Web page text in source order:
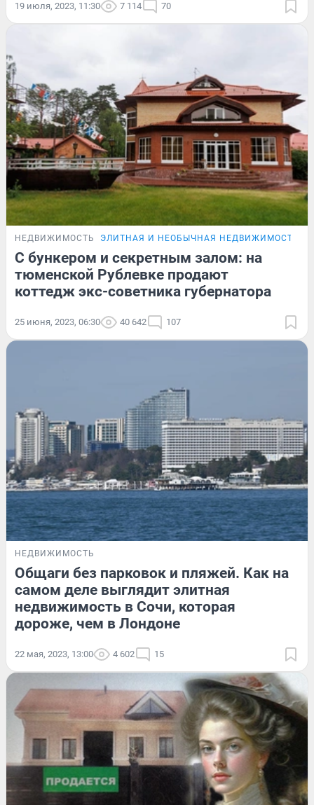
19 июля, 2023, 11:30 7 114 70
НЕДВИЖИМОСТЬ ЭЛИТНАЯ И НЕОБЫЧНАЯ НЕДВИЖИМОСТЬ
С бункером и секретным залом: на
тюменской Рублевке продают
коттедж экс-советника губернатора
25 июня, 2023, 06:30 40 642 107
НЕДВИЖИМОСТЬ
Общаги без парковок и пляжей. Как на
самом деле выглядит элитная
недвижимость в Сочи, которая
дороже, чем в Лондоне
22 мая, 2023, 13:00 4 602 15